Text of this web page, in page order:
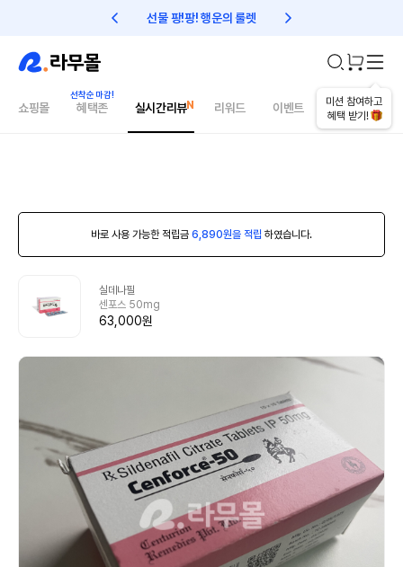
선물 팡!팡! 행운의 룰렛 친구초대 1만원 리워드!
미션 참여하고
혜택 받기!
쇼핑몰 혜택존 실시간리뷰 리워드 이벤트 건강매거진
바로 사용 가능한 적립금 6,890원을 적립 하였습니다.
실데나필
센포스 50mg
63,000원